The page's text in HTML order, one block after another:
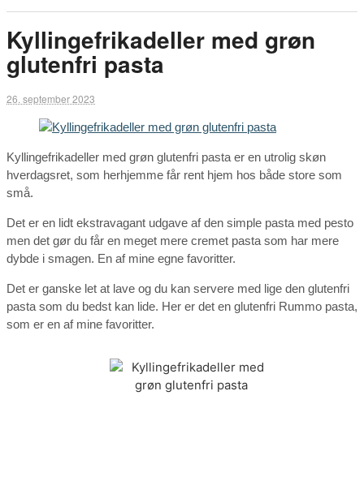
Kyllingefrikadeller med grøn
glutenfri pasta
26. september 2023
Kyllingefrikadeller med grøn glutenfri pasta er en utrolig skøn
hverdagsret, som herhjemme får rent hjem hos både store som
små.
Det er en lidt ekstravagant udgave af den simple pasta med pesto
men det gør du får en meget mere cremet pasta som har mere
dybde i smagen. En af mine egne favoritter.
Det er ganske let at lave og du kan servere med lige den glutenfri
pasta som du bedst kan lide. Her er det en glutenfri Rummo pasta,
som er en af mine favoritter.